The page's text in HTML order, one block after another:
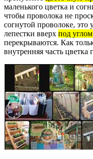
маленького цветка и
чтобы проволока не
согнутой проволоке, это
лепестки вверх под
перекрываются. Как
внутренняя часть цветка